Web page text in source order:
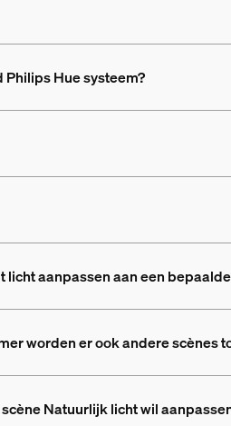
Hue systeem?
aanpassen aan een
worden er ook andere scènes
Natuurlijk licht wil